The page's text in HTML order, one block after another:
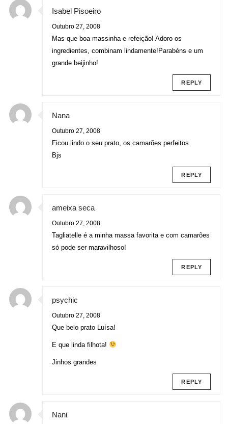
Isabel Pisoeiro
Outubro 27, 2008
Mas que boa massinha e refeição! Adoro os
ingredientes, combinam lindamente!Parabéns e um
grande beijinho!
REPLY
Nana
Outubro 27, 2008
Ficou lindo o seu prato, os camarões perfeitos.
Bjs
REPLY
ameixa seca
Outubro 27, 2008
Tagliatelle é a minha massa favorita e com camarões
só pode ser maravilhoso!
REPLY
psychic
Outubro 27, 2008
Que belo prato Luísa!
E que linda filhota!
Jinhos grandes
REPLY
Nani